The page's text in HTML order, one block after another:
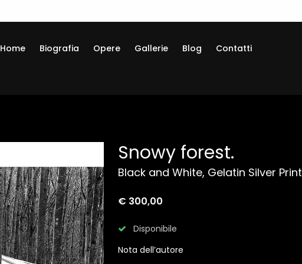
Home Biografia Opere Gallerie Blog Contatti
Snowy forest.
Black and White, Gelatin Silver Print
€ 300,00
Disponibile
Nota dell’autore